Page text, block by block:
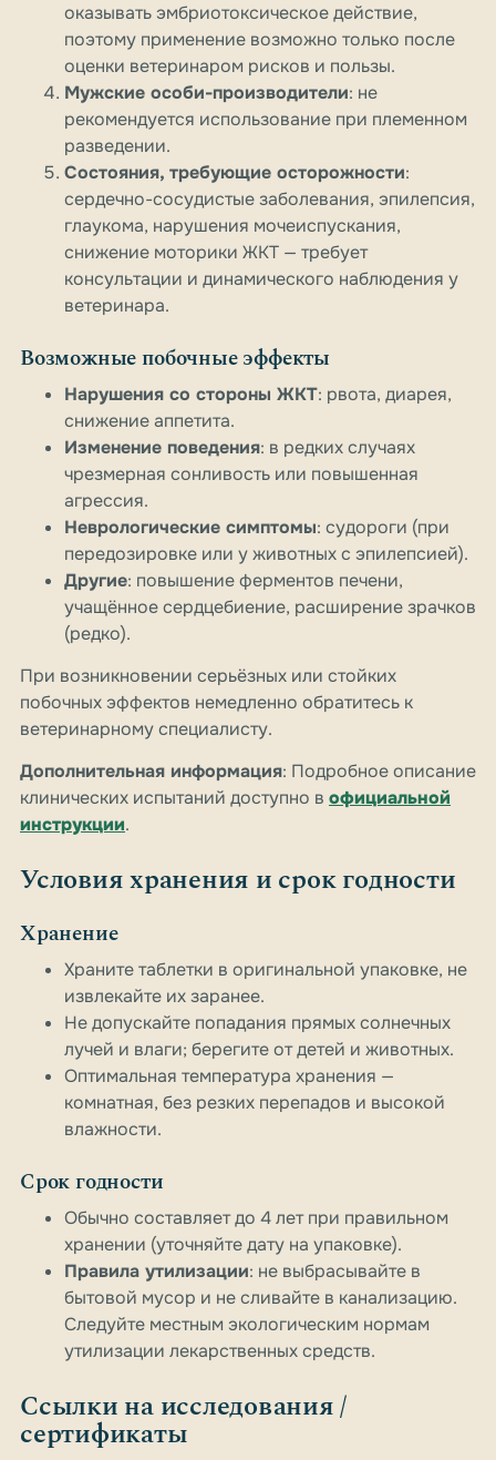
оказывать эмбриотоксическое действие,
поэтому применение возможно только после
оценки ветеринаром рисков и пользы.
Мужские особи-производители: не
рекомендуется использование при племенном
разведении.
Состояния, требующие осторожности:
сердечно-сосудистые заболевания, эпилепсия,
глаукома, нарушения мочеиспускания,
снижение моторики ЖКТ — требует
консультации и динамического наблюдения у
ветеринара.
Возможные побочные эффекты
Нарушения со стороны ЖКТ: рвота, диарея,
снижение аппетита.
Изменение поведения: в редких случаях
чрезмерная сонливость или повышенная
агрессия.
Неврологические симптомы: судороги (при
передозировке или у животных с эпилепсией).
Другие: повышение ферментов печени,
учащённое сердцебиение, расширение зрачков
(редко).
При возникновении серьёзных или стойких
побочных эффектов немедленно обратитесь к
ветеринарному специалисту.
Дополнительная информация: Подробное описание
клинических испытаний доступно в официальной
инструкции.
Условия хранения и срок годности
Хранение
Храните таблетки в оригинальной упаковке, не
извлекайте их заранее.
Не допускайте попадания прямых солнечных
лучей и влаги; берегите от детей и животных.
Оптимальная температура хранения —
комнатная, без резких перепадов и высокой
влажности.
Срок годности
Обычно составляет до 4 лет при правильном
хранении (уточняйте дату на упаковке).
Правила утилизации: не выбрасывайте в
бытовой мусор и не сливайте в канализацию.
Следуйте местным экологическим нормам
утилизации лекарственных средств.
Ссылки на исследования /
сертификаты